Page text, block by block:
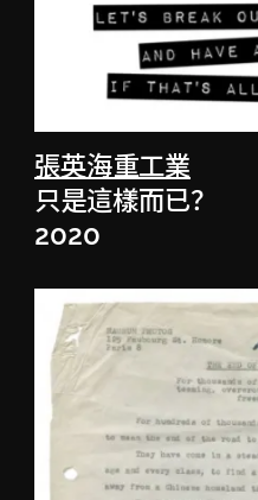
張英海重工業
只是這樣而已？
2020